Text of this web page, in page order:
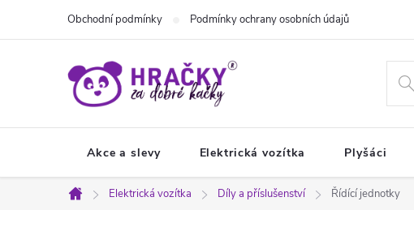
Obchodní podmínky Podmínky ochrany osobních údajů
Akce a slevy Elektrická vozítka Plyšáci
Domů
Elektrická vozítka Díly a příslušenství Řídící jednotky